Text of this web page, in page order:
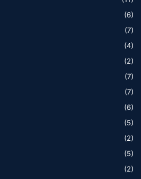
(6)
(7)
(4)
(2)
(7)
(7)
(6)
(5)
(2)
(5)
(2)